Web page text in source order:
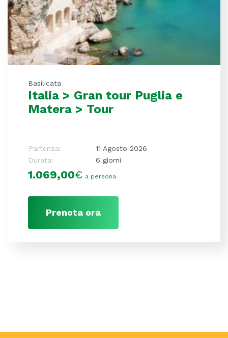
Basilicata
Italia > Gran tour Puglia e
Matera > Tour
Partenza:
11 Agosto 2026
Durata:
6 giorni
1.069,00€ a persona
Prenota ora